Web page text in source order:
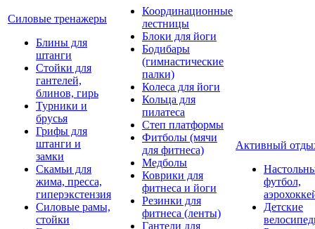
Силовые тренажеры
Блины для
штанги
Стойки для
гантелей,
блинов, гирь
Турники и
брусья
Грифы для
штанги и
замки
Скамьи для
жима, пресса,
гиперэкстензия
Силовые рамы,
стойки
Координационные
лестницы
Блоки для йоги
Бодибары
(гимнастические
палки)
Колеса для йоги
Кольца для
пилатеса
Степ платформы
Фитболы (мячи
для фитнеса)
Медболы
Коврики для
фитнеса и йоги
Резинки для
фитнеса (ленты)
Гантели для
Активный
футбол,
Детские